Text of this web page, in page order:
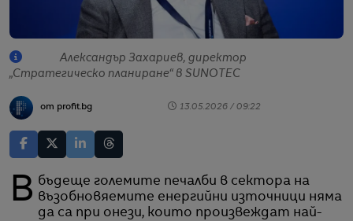
Александър Захариев, директор
„Стратегическо планиране“ в SUNOTEC
от profit.bg 13.05.2026 / 09:22
В бъдеще големите печалби в сектора на възобновяемите енергийни източници няма
да са при онези, които произвеждат най-